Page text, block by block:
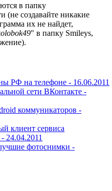
в папку
(не создавайте никакие
их не найдет,
" в папку Smileys,
РФ на телефоне - 16.06.2011
сети ВКонтакте -
коммуникаторов -
клиент сервиса
- 24.04.2011
фотоснимки -